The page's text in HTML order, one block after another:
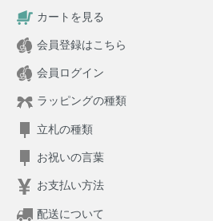
カートを見る
会員登録はこちら
会員ログイン
ラッピングの種類
立札の種類
お祝いの言葉
お支払い方法
配送について